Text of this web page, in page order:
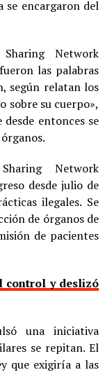
se encargaron del
Network
las palabras
según relatan los
sobre su cuerpo»,
entonces se
Network
desde julio de
ilegales. Se
de órganos de
de pacientes
control y deslizó
una iniciativa
se repitan. El
que exigiría a las